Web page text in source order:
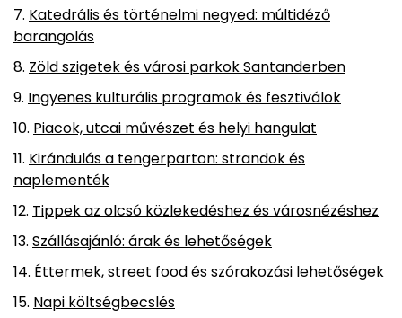
Katedrális és történelmi negyed: múltidéző
barangolás
Zöld szigetek és városi parkok Santanderben
Ingyenes kulturális programok és fesztiválok
Piacok, utcai művészet és helyi hangulat
Kirándulás a tengerparton: strandok és
naplementék
Tippek az olcsó közlekedéshez és városnézéshez
Szállásajánló: árak és lehetőségek
Éttermek, street food és szórakozási lehetőségek
Napi költségbecslés